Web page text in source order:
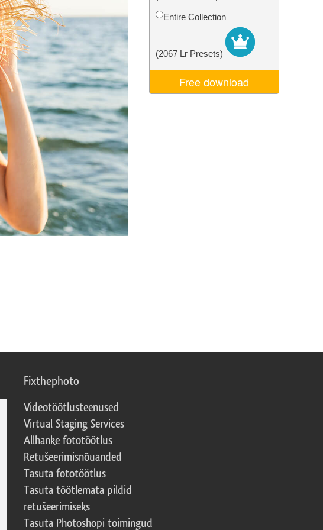
AI koolitusandmed Video Editing ServicesEntire Collection
(2067 Lr Presets)
Free download
Fixthephoto
Videotöötlusteenused
Virtual Staging Services
Allhanke fototöötlus
Retušeerimisnõuanded
Tasuta fototöötlus
Tasuta töötlemata pildid
retušeerimiseks
Tasuta Photoshopi toimingud